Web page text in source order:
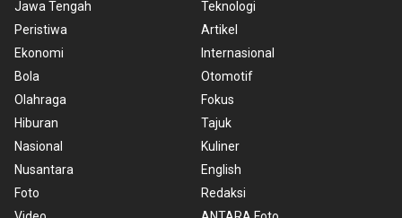
Jawa Tengah
Peristiwa
Ekonomi
Bola
Olahraga
Hiburan
Nasional
Nusantara
Foto
Teknologi
Artikel
Internasional
Otomotif
Fokus
Tajuk
Kuliner
English
Redaksi